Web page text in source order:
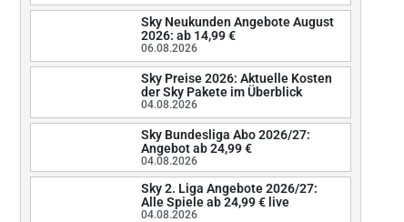
Sky Neukunden Angebote August
2026: ab 14,99 €
06.08.2026
Sky Preise 2026: Aktuelle Kosten
der Sky Pakete im Überblick
04.08.2026
Sky Bundesliga Abo 2026/27:
Angebot ab 24,99 €
04.08.2026
Sky 2. Liga Angebote 2026/27:
Alle Spiele ab 24,99 € live
04.08.2026